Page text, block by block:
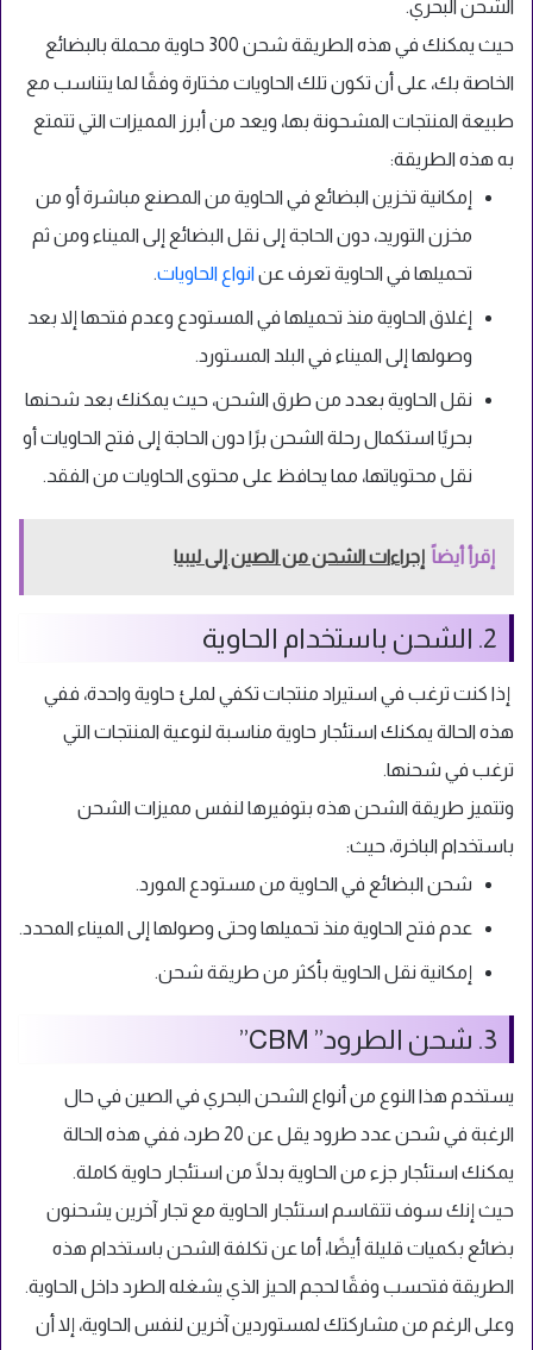
الشحن البحري.
حيث يمكنك في هذه الطريقة شحن 300 حاوية محملة بالبضائع
الخاصة بك، على أن تكون تلك الحاويات مختارة وفقًا لما يتناسب مع
طبيعة المنتجات المشحونة بها، ويعد من أبرز المميزات التي تتمتع
به هذه الطريقة:
إمكانية تخزين البضائع في الحاوية من المصنع مباشرة أو من
مخزن التوريد، دون الحاجة إلى نقل البضائع إلى الميناء ومن ثم
تحميلها في الحاوية تعرف عنانواع الحاويات.
إغلاق الحاوية منذ تحميلها في المستودع وعدم فتحها إلا بعد
وصولها إلى الميناء في البلد المستورد.
نقل الحاوية بعدد من طرق الشحن، حيث يمكنك بعد شحنها
بحريًا استكمال رحلة الشحن برًا دون الحاجة إلى فتح الحاويات أو
نقل محتوياتها، مما يحافظ على محتوى الحاويات من الفقد.
إقرأ أيضاً إجراءات الشحن من الصين إلى ليبيا
2. الشحن باستخدام الحاوية
إذا كنت ترغب في استيراد منتجات تكفي لملئ حاوية واحدة، ففي
هذه الحالة يمكنك استئجار حاوية مناسبة لنوعية المنتجات التي
ترغب في شحنها.
وتتميز طريقة الشحن هذه بتوفيرها لنفس مميزات الشحن
باستخدام الباخرة، حيث:
شحن البضائع في الحاوية من مستودع المورد.
عدم فتح الحاوية منذ تحميلها وحتى وصولها إلى الميناء المحدد.
إمكانية نقل الحاوية بأكثر من طريقة شحن.
3. شحن الطرود” CBM”
يستخدم هذا النوع من أنواع الشحن البحري في الصين في حال
الرغبة في شحن عدد طرود يقل عن 20 طرد، ففي هذه الحالة
يمكنك استئجار جزء من الحاوية بدلًا من استئجار حاوية كاملة.
حيث إنك سوف تتقاسم استئجار الحاوية مع تجار آخرين يشحنون
بضائع بكميات قليلة أيضًا، أما عن تكلفة الشحن باستخدام هذه
الطريقة فتحسب وفقًا لحجم الحيز الذي يشغله الطرد داخل الحاوية.
وعلى الرغم من مشاركتك لمستوردين آخرين لنفس الحاوية، إلا أن